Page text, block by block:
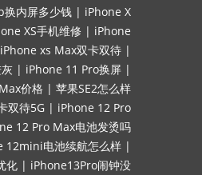
内屏多少钱 | iPhone X
XS手机维修 | iPhone
iPhone xs Max双卡双待 |
| iPhone 11 Pro换屏 |
价格 | 苹果SE2怎么样
双待5G | iPhone 12 Pro
12 Pro Max电池发烫吗
12mini电池续航怎么样 |
化 | iPhone13Pro闹钟没